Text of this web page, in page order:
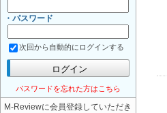
・パスワード
次回から自動的にログインする
パスワードを忘れた方はこちら
M-Reviewに会員登録していただき